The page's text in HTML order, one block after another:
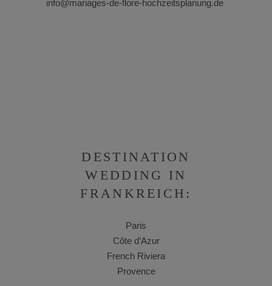
info@mariages-de-flore-hochzeitsplanung.de
DESTINATION
WEDDING IN
FRANKREICH:
Paris
Côte d’Azur
French Riviera
Provence